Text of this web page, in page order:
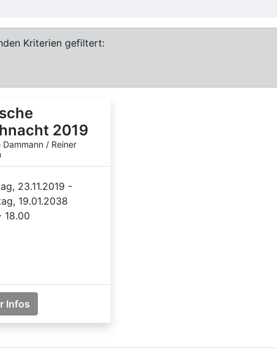
Kriterien gefiltert:
2019
Dammann / Reiner
23.11.2019 -
19.01.2038
18.00
Infos